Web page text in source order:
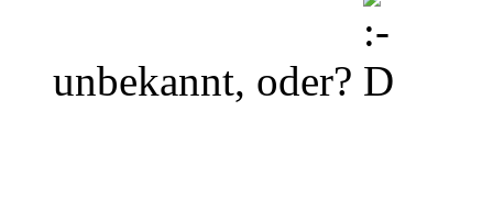
unbekannt, oder?